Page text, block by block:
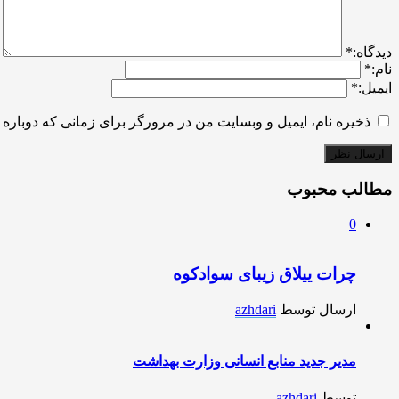
ديدگاه:*
نام:*
ایمیل:*
ذخیره نام، ایمیل و وبسایت من در مرورگر برای زمانی که
مطالب محبوب
0
چرات ییلاق زیبای سوادکوه
ارسال توسط azhdari
مدیر جدید منابع انسانی وزارت بهداشت